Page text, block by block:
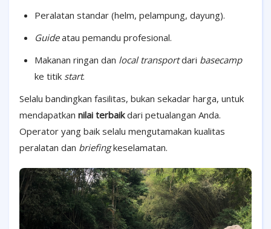
Peralatan standar (helm, pelampung, dayung).
Guideatau pemandu profesional.
Makanan ringan dan local transportdari basecamp
ke titik start.
Selalu bandingkan fasilitas, bukan sekadar harga, untuk
mendapatkan nilai terbaikdari petualangan Anda.
Operator yang baik selalu mengutamakan kualitas
peralatan dan briefingkeselamatan.